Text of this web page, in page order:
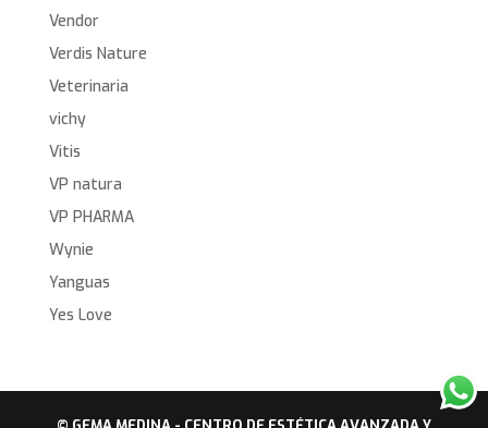
Vendor
Verdis Nature
Veterinaria
vichy
Vitis
VP natura
VP PHARMA
Wynie
Yanguas
Yes Love